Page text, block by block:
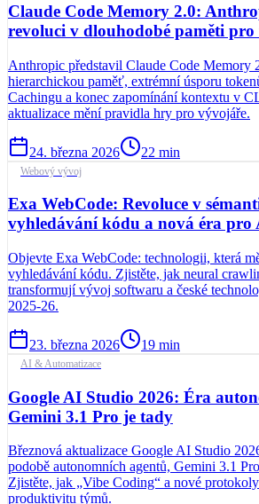
Claude Code Memory 2.0:
revoluci v dlouhodobé paměti
Anthropic představil Claude Code Memory
hierarchickou paměť, extrémní úsporu
Cachingu a konec zapomínání kontextu v
aktualizace mění pravidla hry pro vývojáře.
24. března 2026 22 min
Webový vývoj
Exa WebCode: Revoluce v
vyhledávání kódu a nová éra pro
Objevte Exa WebCode: technologii, která
vyhledávání kódu. Zjistěte, jak neural
transformují vývoj softwaru a české
2025-26.
23. března 2026 19 min
AI & Automatizace
Google AI Studio 2026: Éra
Gemini 3.1 Pro je tady
Březnová aktualizace Google AI Studio
podobě autonomních agentů, Gemini 3.1
Zjistěte, jak „Vibe Coding“ a nové
produktivitu týmů.